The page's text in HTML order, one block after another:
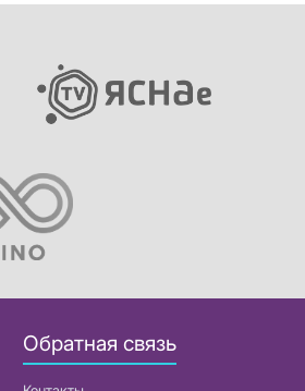
Обратная связь